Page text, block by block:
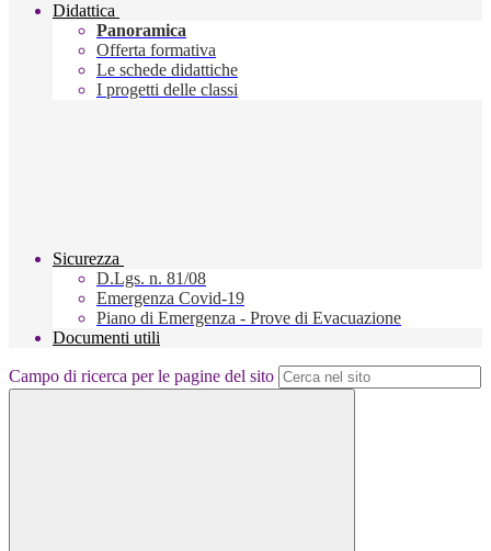
Didattica
Panoramica
Offerta formativa
Le schede didattiche
I progetti delle classi
Sicurezza
D.Lgs. n. 81/08
Emergenza Covid-19
Piano di Emergenza - Prove di Evacuazione
Documenti utili
Campo di ricerca per le pagine del sito